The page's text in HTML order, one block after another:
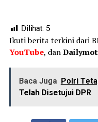
Dilihat: 5
Ikuti berita terkini dari
YouTube, dan
Baca Juga Polri
Telah Disetujui DPR